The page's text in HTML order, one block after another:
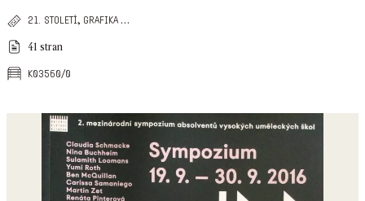
21. století, grafika…
41 stran
k03560/0